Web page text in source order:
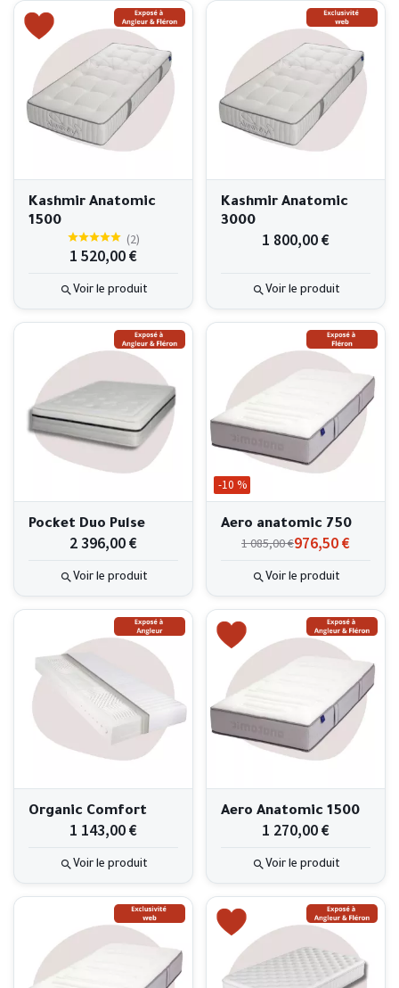
Kashmir Anatomic
1500
(2)
1 520,00 €
Voir le produit
Kashmir Anatomic
3000
1 800,00 €
Voir le produit
Pocket Duo Pulse
2 396,00 €
Voir le produit
-10 %
Aero anatomic 750
976,50 €
1 085,00 €
Voir le produit
Organic Comfort
1 143,00 €
Voir le produit
Aero Anatomic 1500
1 270,00 €
Voir le produit